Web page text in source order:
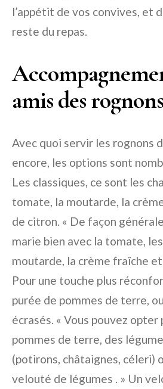
l’appétit de vos convives, et
reste du repas.
amis des rognons
Avec quoi servir les rognons
encore, les options sont
Les classiques, ce sont les
tomate, la moutarde, la
de citron. « De façon
marie bien avec la tomate,
moutarde, la crème fraîche
Pour une touche plus
purée de pommes de terre,
écrasés. « Vous pouvez opter
pommes de terre, des
(potirons, châtaignes, céleri)
velouté de légumes . » Un